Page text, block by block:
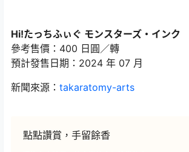
Hi!たっちふぃぐ モンスターズ・インク
參考售價：400 日圓／轉
預計發售日期：2024 年 07 月
新聞來源： takaratomy-arts
點點讚賞，手留餘香